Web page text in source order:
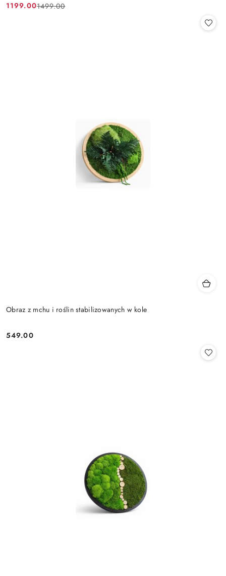
Cena
1199.00
Cena
1499.00
Obraz z mchu i roślin stabilizowanych w kole
Cena:
549.00